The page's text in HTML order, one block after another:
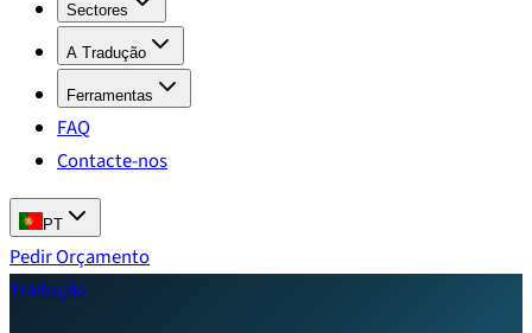
Sectores
A Tradução
Ferramentas
FAQ
Contacte-nos
PT
Pedir Orçamento
Tradução